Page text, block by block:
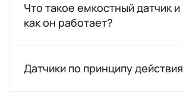
Что такое емкостный датчик и
как он работает?
Датчики по принципу действия